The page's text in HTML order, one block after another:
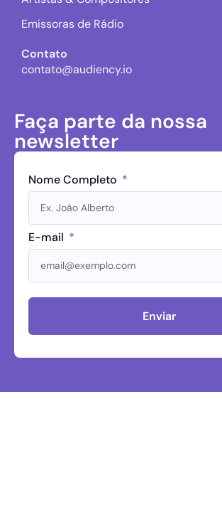
Emissoras de Rádio
Contato
contato@audiency.io
Faça parte da nossa
newsletter
Nome Completo
E-mail
Enviar